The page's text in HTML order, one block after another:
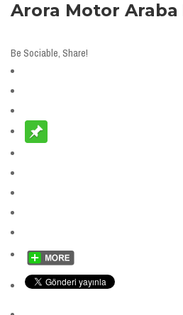
Arora Motor Araba
Be Sociable, Share!